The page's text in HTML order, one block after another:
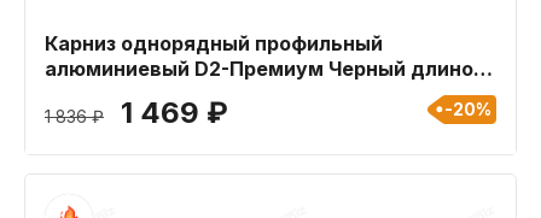
Карниз однорядный профильный
алюминиевый D2-Премиум Черный длиной
1 836 ₽ 1 469 ₽ -20%